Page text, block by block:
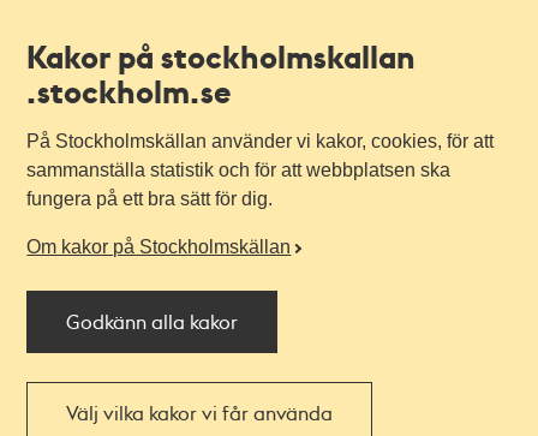
Kakor på stockholmskallan
.stockholm.se
På Stockholmskällan använder vi kakor, cookies, för att
sammanställa statistik och för att webbplatsen ska
fungera på ett bra sätt för dig.
Om kakor på Stockholmskällan
Godkänn alla kakor
Välj vilka kakor vi får använda